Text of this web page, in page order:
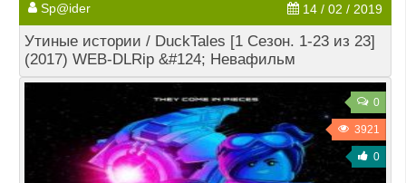
Sp@ider 14 / 02 / 2019
Утиные истории / DuckTales [1 Cезон. 1-23 из 23]
(2017) WEB-DLRip &#124; Невафильм
0
3921
0